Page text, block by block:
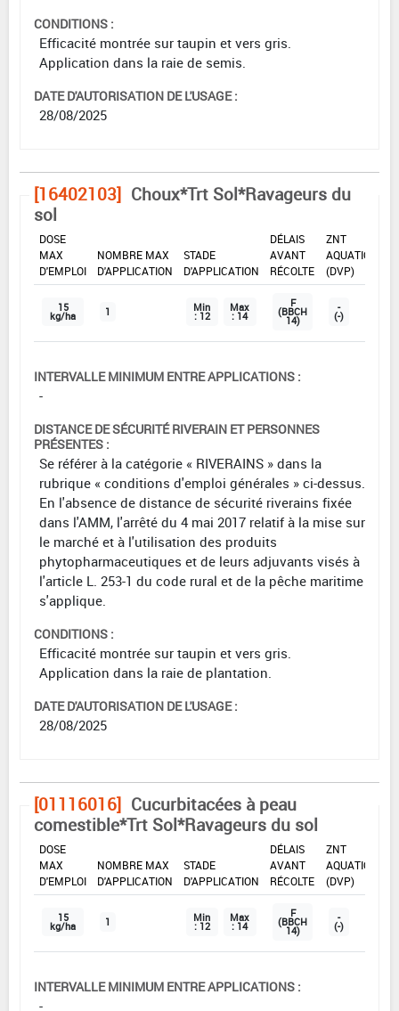
CONDITIONS :
Efficacité montrée sur taupin et vers gris.
Application dans la raie de semis.
DATE D'AUTORISATION DE L'USAGE :
28/08/2025
[16402103] Choux*Trt Sol*Ravageurs du
sol
DOSE
MAX
D'EMPLOI
NOMBRE MAX
D'APPLICATION
STADE
D'APPLICATION
DÉLAIS
AVANT
RÉCOLTE
ZNT
AQUATIQUE
(DVP)
15
kg/ha 1 Min
: 12
Max
: 14
F
(BBCH
14)
-
(-)
INTERVALLE MINIMUM ENTRE APPLICATIONS :
-
DISTANCE DE SÉCURITÉ RIVERAIN ET PERSONNES
PRÉSENTES :
Se référer à la catégorie « RIVERAINS » dans la
rubrique « conditions d'emploi générales » ci-dessus.
En l'absence de distance de sécurité riverains fixée
dans l'AMM, l'arrêté du 4 mai 2017 relatif à la mise sur
le marché et à l'utilisation des produits
phytopharmaceutiques et de leurs adjuvants visés à
l'article L. 253-1 du code rural et de la pêche maritime
s'applique.
CONDITIONS :
Efficacité montrée sur taupin et vers gris.
Application dans la raie de plantation.
DATE D'AUTORISATION DE L'USAGE :
28/08/2025
[01116016] Cucurbitacées à peau
comestible*Trt Sol*Ravageurs du sol
DOSE
MAX
D'EMPLOI
NOMBRE MAX
D'APPLICATION
STADE
D'APPLICATION
DÉLAIS
AVANT
RÉCOLTE
ZNT
AQUATIQUE
(DVP)
15
kg/ha 1 Min
: 12
Max
: 14
F
(BBCH
14)
-
(-)
INTERVALLE MINIMUM ENTRE APPLICATIONS :
-